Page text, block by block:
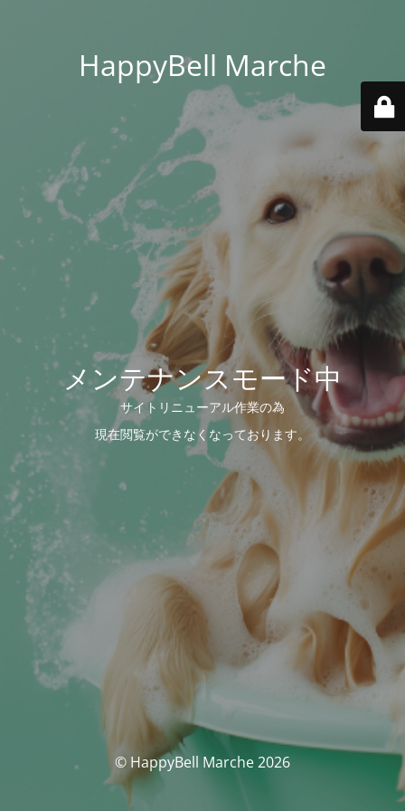
HappyBell Marche
メンテナンスモード中
サイトリニューアル作業の為
現在閲覧ができなくなっております。
© HappyBell Marche 2026